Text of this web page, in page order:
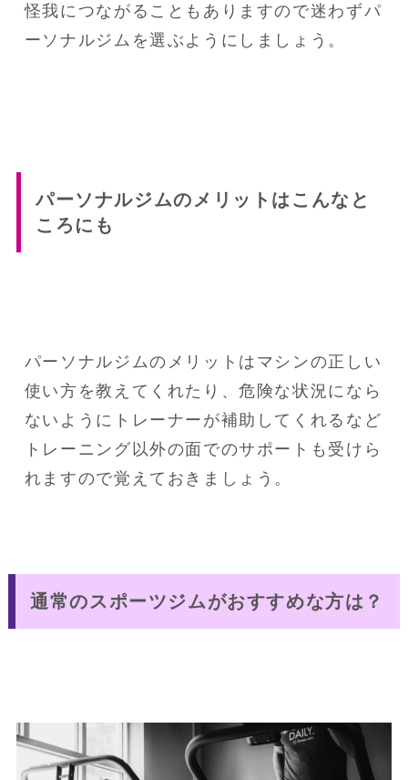
怪我につながることもありますので迷わずパ
ーソナルジムを選ぶようにしましょう。
パーソナルジムのメリットはこんなと
ころにも
パーソナルジムのメリットはマシンの正しい
使い方を教えてくれたり、危険な状況になら
ないようにトレーナーが補助してくれるなど
トレーニング以外の面でのサポートも受けら
通常のスポーツジムがおすすめな方は？